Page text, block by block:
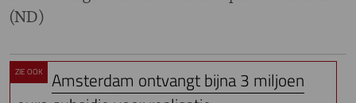
(ND)
ZIE OOK
Amsterdam ontvangt bijna 3 miljoen